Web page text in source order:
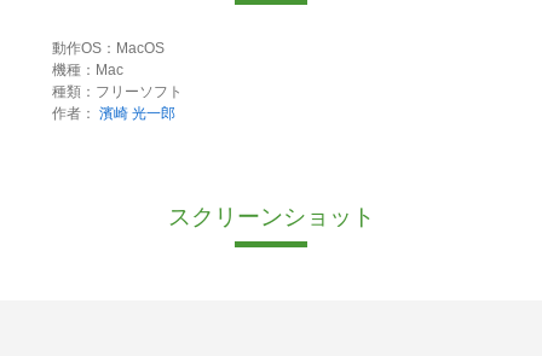
動作OS：MacOS
機種：Mac
種類：フリーソフト
作者： 濱崎 光一郎
スクリーンショット